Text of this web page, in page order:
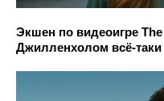
Экшен по видеоигре
Джилленхолом всё-таки